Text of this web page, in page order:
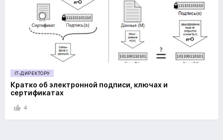
IT-ДИРЕКТОРУ
Кратко об электронной подписи, ключах и
сертификатах
4